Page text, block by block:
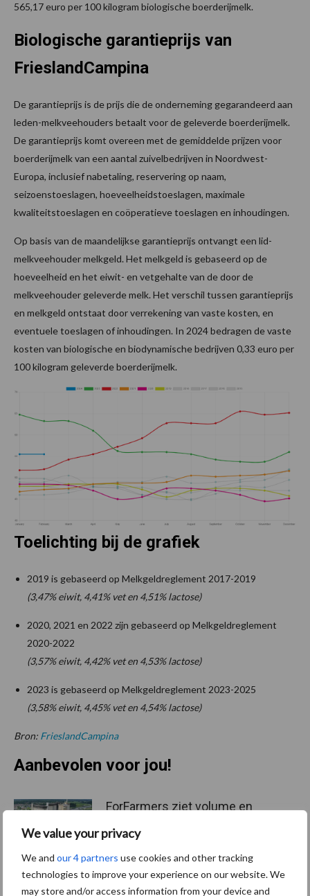
We value your privacy
We and our 4 partners use cookies and other tracking
technologies to improve your experience on our website. We
may store and/or access information from your device and
565,17 euro per 100 kilogram biologische boerderijmelk.
Biologische garantieprijs van
FrieslandCampina
De garantieprijs is de prijs die de onderneming gegarandeerd aan
leden-melkveehouders betaalt voor de geleverde boerderijmelk.
De garantieprijs komt overeen met de gemiddelde prijzen voor
boerderijmelk van een aantal zuivelbedrijven in Noordwest-
Europa, inclusief nabetaling, reservering op naam,
seizoenstoeslagen, hoeveelheidstoeslagen, maximale
kwaliteitstoeslagen en coöperatieve toeslagen en inhoudingen.
Op basis van de maandelijkse garantieprijs ontvangt een lid-
melkveehouder melkgeld. Het melkgeld is gebaseerd op de
hoeveelheid en het eiwit- en vetgehalte van de door de
melkveehouder geleverde melk. Het verschil tussen garantieprijs
en melkgeld ontstaat door verrekening van vaste kosten, en
eventuele toeslagen of inhoudingen. In 2024 bedragen de vaste
kosten van biologische en biodynamische bedrijven 0,33 euro per
100 kilogram geleverde boerderijmelk.
Toelichting bij de grafiek
2019 is gebaseerd op Melkgeldreglement 2017-2019
(3,47% eiwit, 4,41% vet en 4,51% lactose)
2020, 2021 en 2022 zijn gebaseerd op Melkgeldreglement
2020-2022
(3,57% eiwit, 4,42% vet en 4,53% lactose)
2023 is gebaseerd op Melkgeldreglement 2023-2025
(3,58% eiwit, 4,45% vet en 4,54% lactose)
Bron: FrieslandCampina
Aanbevolen voor jou!
ForFarmers ziet volume en
krimpende Nederlandse